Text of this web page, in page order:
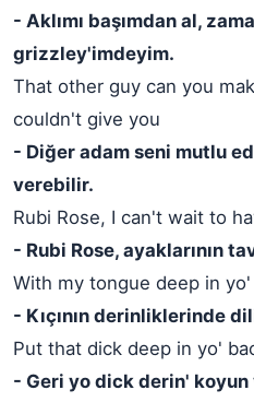
- Aklımı başımdan al,
grizzley'imdeyim.
That other guy can you
couldn't give you
- Diğer adam seni mutlu
verebilir.
Rubi Rose, I can't wait to
- Rubi Rose, ayaklarının
With my tongue deep in
- Kıçının derinliklerinde
Put that dick deep in yo'
- Geri yo dick derin'